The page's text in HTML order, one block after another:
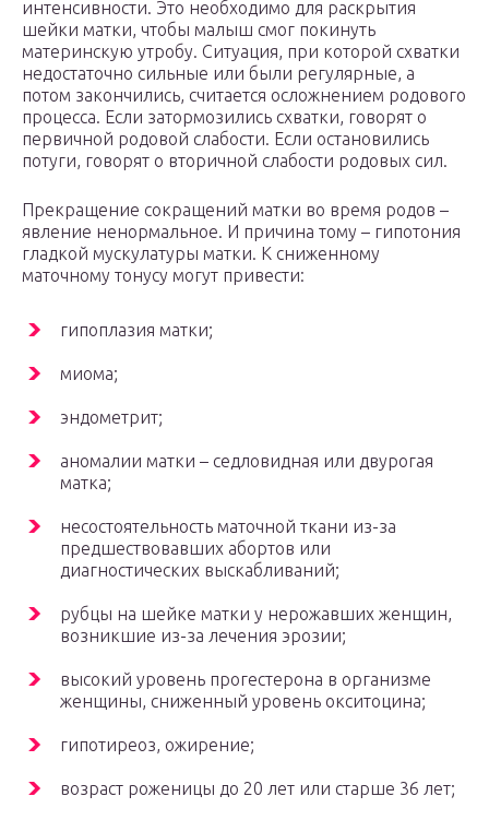
интенсивности. Это необходимо для раскрытия
шейки матки, чтобы малыш смог покинуть
материнскую утробу. Ситуация, при которой схватки
недостаточно сильные или были регулярные, а
потом закончились, считается осложнением родового
процесса. Если затормозились схватки, говорят о
первичной родовой слабости. Если остановились
потуги, говорят о вторичной слабости родовых сил.
Прекращение сокращений матки во время родов –
явление ненормальное. И причина тому – гипотония
гладкой мускулатуры матки. К сниженному
маточному тонусу могут привести:
гипоплазия матки;
миома;
эндометрит;
аномалии матки – седловидная или двурогая
матка;
несостоятельность маточной ткани из-за
предшествовавших абортов или
диагностических выскабливаний;
рубцы на шейке матки у нерожавших женщин,
возникшие из-за лечения эрозии;
высокий уровень прогестерона в организме
женщины, сниженный уровень окситоцина;
гипотиреоз, ожирение;
возраст роженицы до 20 лет или старше 36 лет;